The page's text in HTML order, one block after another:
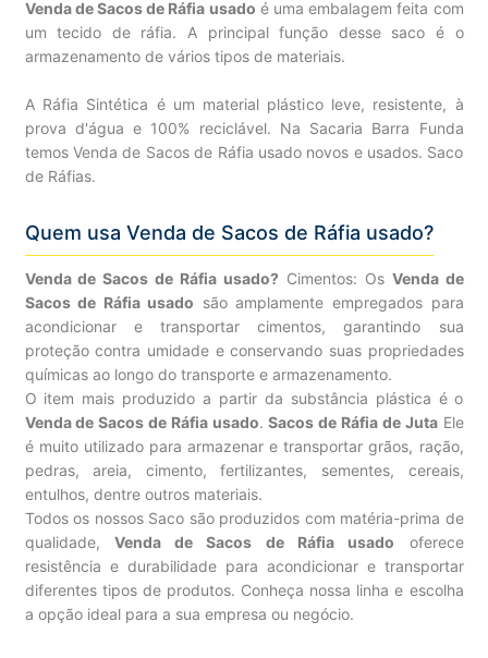
Venda de Sacos de Ráfia usado é uma embalagem feita com
um tecido de ráfia. A principal função desse saco é o
armazenamento de vários tipos de materiais.
A Ráfia Sintética é um material plástico leve, resistente, à
prova d'água e 100% reciclável. Na Sacaria Barra Funda
temos Venda de Sacos de Ráfia usado novos e usados. Saco
de Ráfias.
Quem usa Venda de Sacos de Ráfia usado?
Venda de Sacos de Ráfia usado? Cimentos: Os Venda de
Sacos de Ráfia usado são amplamente empregados para
acondicionar e transportar cimentos, garantindo sua
proteção contra umidade e conservando suas propriedades
químicas ao longo do transporte e armazenamento.
O item mais produzido a partir da substância plástica é o
Venda de Sacos de Ráfia usado.Sacos de Ráfia de JutaEle
é muito utilizado para armazenar e transportar grãos, ração,
pedras, areia, cimento, fertilizantes, sementes, cereais,
entulhos, dentre outros materiais.
Todos os nossos Saco são produzidos com matéria-prima de
qualidade, Venda de Sacos de Ráfia usado oferece
resistência e durabilidade para acondicionar e transportar
diferentes tipos de produtos. Conheça nossa linha e escolha
a opção ideal para a sua empresa ou negócio.